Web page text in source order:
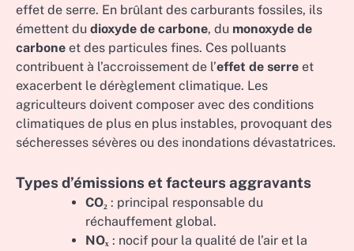
effet de serre. En brûlant des carburants fossiles, ils
émettent du dioxyde de carbone, du monoxyde de
carbone et des particules fines. Ces polluants
contribuent à l’accroissement de l’effet de serre et
exacerbent le dérèglement climatique. Les
agriculteurs doivent composer avec des conditions
climatiques de plus en plus instables, provoquant des
sécheresses sévères ou des inondations dévastatrices.
Types d’émissions et facteurs aggravants
CO₂ : principal responsable du
réchauffement global.
NOₓ : nocif pour la qualité de l’air et la